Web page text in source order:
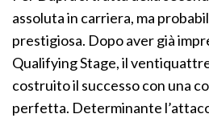
assoluta in carriera, ma
prestigiosa. Dopo aver già
Qualifying Stage, il
costruito il successo con una
perfetta. Determinante